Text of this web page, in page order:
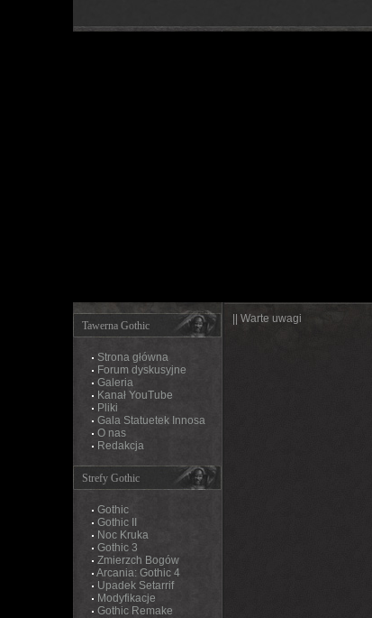
Tawerna Gothic
Strona główna
Forum dyskusyjne
Galeria
Kanał YouTube
Pliki
Gala Statuetek Innosa
O nas
Redakcja
Strefy Gothic
Gothic
Gothic II
Noc Kruka
Gothic 3
Zmierzch Bogów
Arcania: Gothic 4
Upadek Setarrif
Modyfikacje
Gothic Remake
|| Warte uwagi